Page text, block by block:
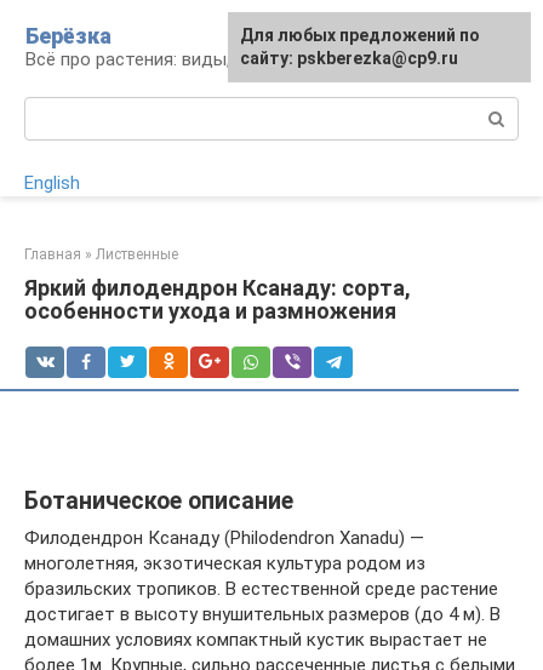
контенту
Берёзка
Всё про растения: виды, выращивание, уход
English
Главная » Лиственные
Яркий филодендрон Ксанаду: сорта,
особенности ухода и размножения
Ботаническое описание
Филодендрон Ксанаду (Philodendron Xanadu) —
многолетняя, экзотическая культура родом из
бразильских тропиков. В естественной среде растение
достигает в высоту внушительных размеров (до 4 м). В
домашних условиях компактный кустик вырастает не
более 1м. Крупные, сильно рассеченные листья с белыми
Для любых предложений по
сайту: pskberezka@cp9.ru